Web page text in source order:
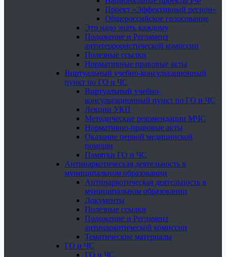
Проект «Эффективный регион»
Общероссийское голосование
Это надо знать каждому
Положение и Регламент
антитеррористической комиссии
Полезные ссылки
Нормативные правовые акты
Виртуальный учебно-консультационный
пункт по ГО и ЧС
Виртуальный учебно-
консультационный пункт по ГО и ЧС
Лекции УКП
Методические рекомендации МЧС
Нормативно-правовые акты
Оказание первой медицинской
помощи
Памятки ГО и ЧС
Антинаркотическая деятельность в
муниципальном образовании
Антинаркотическая деятельность в
муниципальном образовании
Документы
Полезные ссылки
Положение и Регламент
антинаркотической комиссии
Тематические материалы
ГО и ЧС
ГО и ЧС